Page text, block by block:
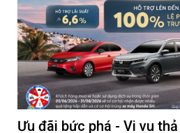
Ưu đãi bức phá - Vi vu